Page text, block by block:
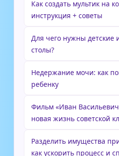
Как создать мультик на
инструкция + советы
Для чего нужны детские
столы?
Недержание мочи: как
ребенку
Фильм «Иван Васильевич
новая жизнь советской
Разделить имущества
как ускорить процесс и